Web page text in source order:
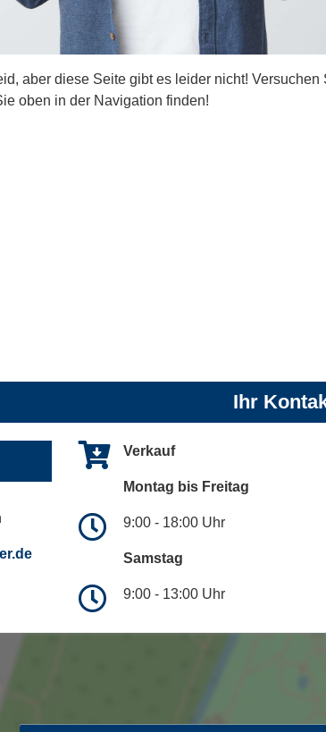
aber diese Seite gibt es leider nicht! Versuchen
oben in der Navigation finden!
Ihr
Verkauf
Montag bis Freitag
9:00 - 18:00 Uhr
Samstag
9:00 - 13:00 Uhr